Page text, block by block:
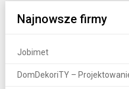
Najnowsze firmy
Jobimet
DomDekoriTY –